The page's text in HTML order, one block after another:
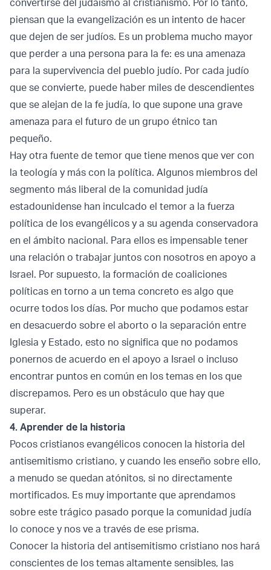
convertirse del judaísmo al cristianismo. Por lo tanto,
piensan que la evangelización es un intento de hacer
que dejen de ser judíos. Es un problema mucho mayor
que perder a una persona para la fe: es una amenaza
para la supervivencia del pueblo judío. Por cada judío
que se convierte, puede haber miles de descendientes
que se alejan de la fe judía, lo que supone una grave
amenaza para el futuro de un grupo étnico tan
pequeño.
Hay otra fuente de temor que tiene menos que ver con
la teología y más con la política. Algunos miembros del
segmento más liberal de la comunidad judía
estadounidense han inculcado el temor a la fuerza
política de los evangélicos y a su agenda conservadora
en el ámbito nacional. Para ellos es impensable tener
una relación o trabajar juntos con nosotros en apoyo a
Israel. Por supuesto, la formación de coaliciones
políticas en torno a un tema concreto es algo que
ocurre todos los días. Por mucho que podamos estar
en desacuerdo sobre el aborto o la separación entre
Iglesia y Estado, esto no significa que no podamos
ponernos de acuerdo en el apoyo a Israel o incluso
encontrar puntos en común en los temas en los que
discrepamos. Pero es un obstáculo que hay que
superar.
4. Aprender de la historia
Pocos cristianos evangélicos conocen la historia del
antisemitismo cristiano, y cuando les enseño sobre ello,
a menudo se quedan atónitos, si no directamente
mortificados. Es muy importante que aprendamos
sobre este trágico pasado porque la comunidad judía
lo conoce y nos ve a través de ese prisma.
Conocer la historia del antisemitismo cristiano nos hará
conscientes de los temas altamente sensibles, las